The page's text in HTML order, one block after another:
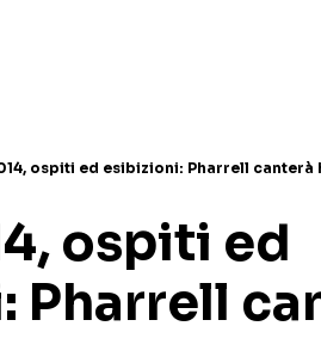
ospiti ed esibizioni: Pharrell canterà
ospiti ed
Pharrell